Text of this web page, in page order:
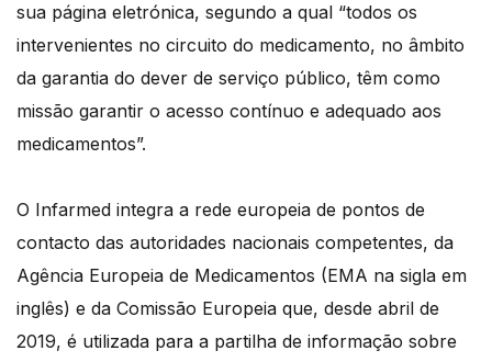
sua página eletrónica, segundo a qual “todos os
intervenientes no circuito do medicamento, no âmbito
da garantia do dever de serviço público, têm como
missão garantir o acesso contínuo e adequado aos
medicamentos”.
O Infarmed integra a rede europeia de pontos de
contacto das autoridades nacionais competentes, da
Agência Europeia de Medicamentos (EMA na sigla em
inglês) e da Comissão Europeia que, desde abril de
2019, é utilizada para a partilha de informação sobre